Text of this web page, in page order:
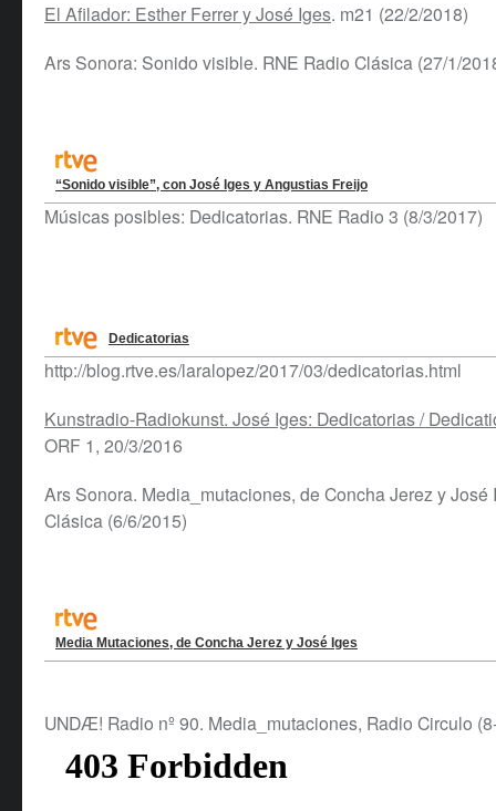
El Afilador: Esther Ferrer y José Iges. m21 (22/2/2018)
Ars Sonora: Sonido visible. RNE Radio Clásica (27/1/
“Sonido visible”, con José Iges y Angustias Freijo
Músicas posibles: Dedicatorias. RNE Radio 3 (8/3/2017)
Dedicatorias
http://blog.rtve.es/laralopez/2017/03/dedicatorias.html
Kunstradio-Radiokunst. José Iges: Dedicatorias /
ORF 1, 20/3/2016
Ars Sonora. Media_mutaciones, de Concha Jerez y José
Clásica (6/6/2015)
Media Mutaciones, de Concha Jerez y José Iges
UNDÆ! Radio nº 90. Media_mutaciones, Radio Circulo